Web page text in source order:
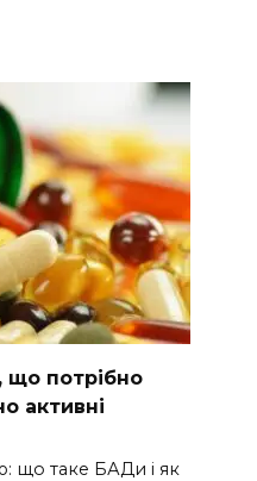
потрібно
активні
що таке БАДи і як